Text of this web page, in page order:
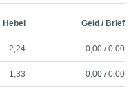
Hebel Geld / Brief
2,24 0,00 / 0,00
1,33 0,00 / 0,00